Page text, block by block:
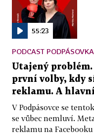
55:23
PODCAST PODPÁSOVKA
Utajený problém.
první volby, kdy
reklamu. A
V Podpásovce se
se vůbec nemluví.
reklamu na